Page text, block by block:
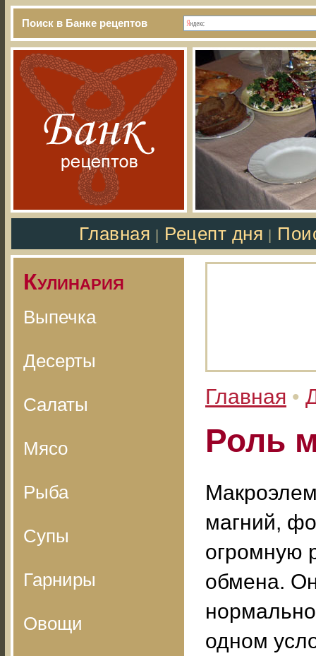
Поиск в Банке рецептов
Главная Рецепт дня
Кулинария
Выпечка
Десерты
Салаты
Мясо
Рыба
Супы
Гарниры
Овощи
Главная •
Роль
магний,
огромную
обмена.
одном